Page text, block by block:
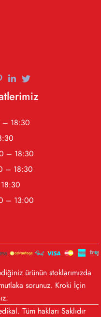
– 18:30
– 18:30
– 18:30
– 13:00
ürünün stoklarımızda
sorunuz. Kroki İçin
.
Tüm hakları Saklıdır